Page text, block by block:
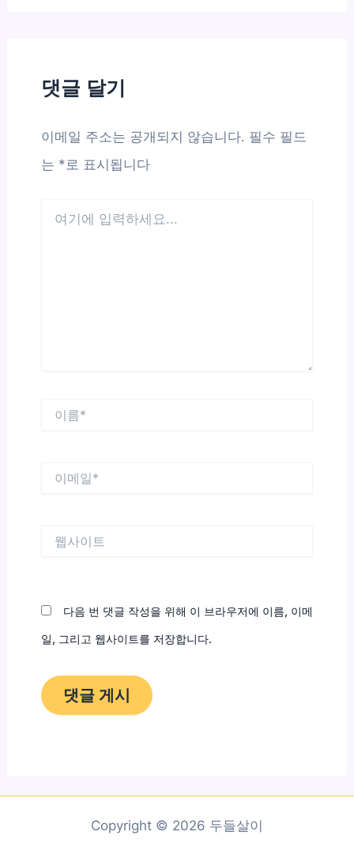
댓글 달기
이메일 주소는 공개되지 않습니다. 필수 필드
는 *로 표시됩니다
다음 번 댓글 작성을 위해 이 브라우저에 이름, 이메
일, 그리고 웹사이트를 저장합니다.
Copyright © 2026 두들살이